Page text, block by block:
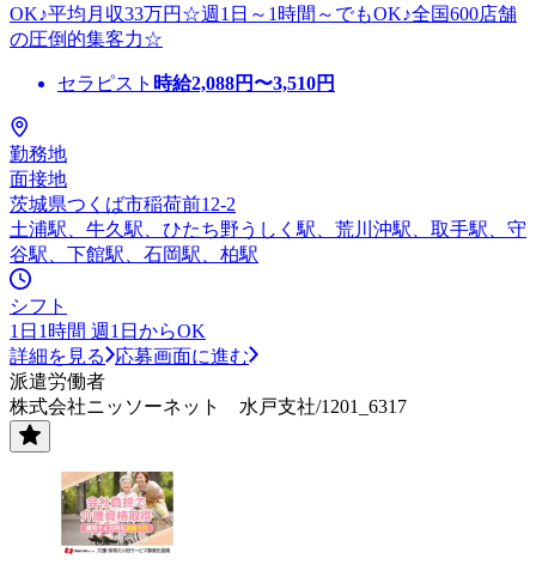
OK♪平均月収33万円☆週1日～1時間～でもOK♪全国600店舗
の圧倒的集客力☆
セラピスト 時給2,088円〜3,510円
勤務地
面接地
茨城県つくば市稲荷前12-2
土浦駅、牛久駅、ひたち野うしく駅、荒川沖駅、取手駅、守
谷駅、下館駅、石岡駅、柏駅
シフト
1日1時間 週1日からOK
詳細を見る
応募画面に進む
派遣労働者
株式会社ニッソーネット 水戸支社/1201_6317